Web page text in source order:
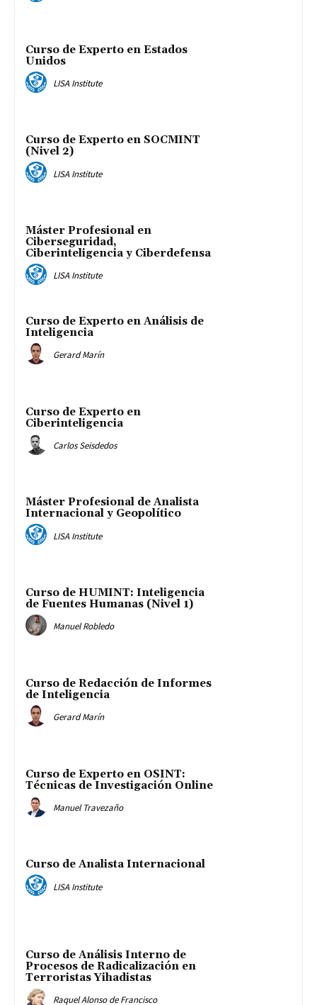
Curso de Experto en Estados
Unidos
LISA Institute
Curso de Experto en SOCMINT
(Nivel 2)
LISA Institute
Máster Profesional en
Ciberseguridad,
Ciberinteligencia y Ciberdefensa
LISA Institute
Curso de Experto en Análisis de
Inteligencia
Gerard Marín
Curso de Experto en
Ciberinteligencia
Carlos Seisdedos
Máster Profesional de Analista
Internacional y Geopolítico
LISA Institute
Curso de HUMINT: Inteligencia
de Fuentes Humanas (Nivel 1)
Manuel Robledo
Curso de Redacción de Informes
de Inteligencia
Gerard Marín
Curso de Experto en OSINT:
Técnicas de Investigación Online
Manuel Travezaño
Curso de Analista Internacional
LISA Institute
Curso de Análisis Interno de
Procesos de Radicalización en
Terroristas Yihadistas
Raquel Alonso de Francisco